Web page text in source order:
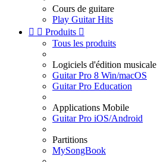
Cours de guitare
Play Guitar Hits
  Produits 
Tous les produits
Logiciels d'édition musicale
Guitar Pro 8 Win/macOS
Guitar Pro Education
Applications Mobile
Guitar Pro iOS/Android
Partitions
MySongBook